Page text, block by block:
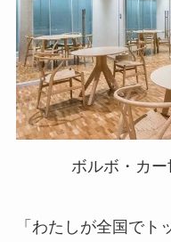
ボルボ・カ
「わたしが全国でト